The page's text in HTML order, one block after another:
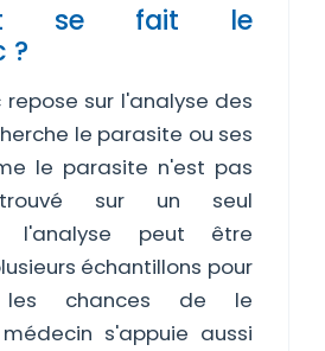
se fait le
?
sur l'analyse des
le parasite ou ses
le parasite n'est pas
sur un seul
l'analyse peut être
échantillons pour
les chances de le
s'appuie aussi